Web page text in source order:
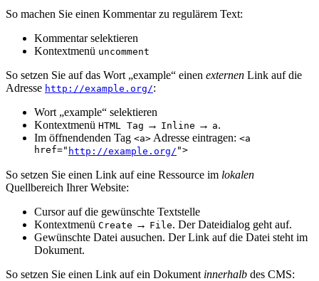
So machen Sie einen Kommentar zu regulärem Text:
Kommentar selektieren
Kontextmenü uncomment
So setzen Sie auf das Wort „example“ einen externen Link auf die
Adresse http://example.org/:
Wort „example“ selektieren
Kontextmenü HTML Tag → Inline → a.
Im öffnendenden Tag <a> Adresse eintragen: <a
href=" http://example.org/ ">
So setzen Sie einen Link auf eine Ressource im lokalen
Quellbereich Ihrer Website:
Cursor auf die gewünschte Textstelle
Kontextmenü Create → File. Der Dateidialog geht auf.
Gewünschte Datei ausuchen. Der Link auf die Datei steht im
Dokument.
So setzen Sie einen Link auf ein Dokument innerhalb des CMS: